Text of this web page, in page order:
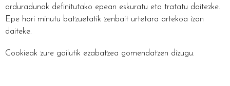
arduradunak definitutako epean eskuratu eta tratatu daitezke.
Epe hori minutu batzuetatik zenbait urtetara artekoa izan
daiteke.
Cookieak zure gailutik ezabatzea gomendatzen dizugu.